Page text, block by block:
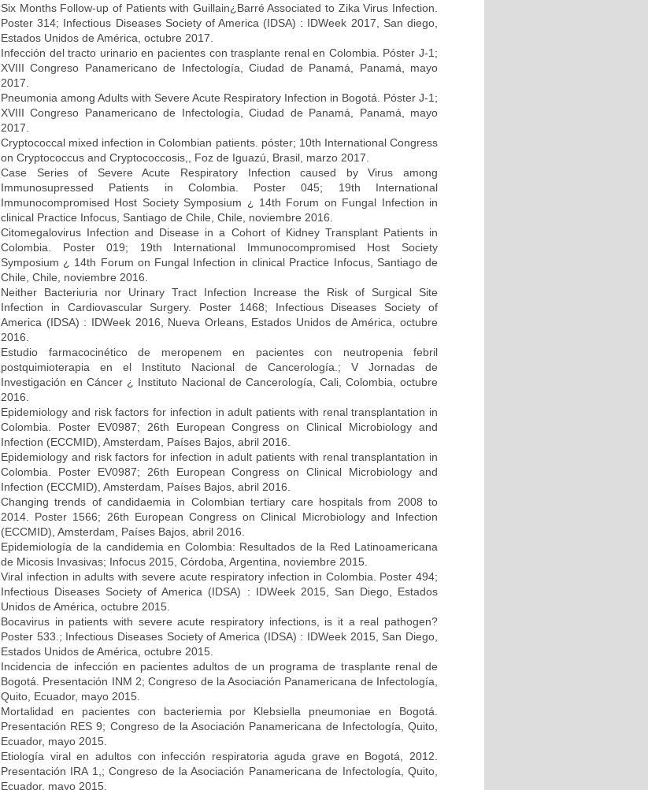
Six Months Follow-up of Patients with Guillain¿Barré Associated to Zika Virus Infection.
Poster 314; Infectious Diseases Society of America (IDSA) : IDWeek 2017, San diego,
Estados Unidos de América, octubre 2017.
Infección del tracto urinario en pacientes con trasplante renal en Colombia. Póster J-1;
XVIII Congreso Panamericano de Infectología, Ciudad de Panamá, Panamá, mayo
2017.
Pneumonia among Adults with Severe Acute Respiratory Infection in Bogotá. Póster J-1;
XVIII Congreso Panamericano de Infectología, Ciudad de Panamá, Panamá, mayo
2017.
Cryptococcal mixed infection in Colombian patients. póster; 10th International Congress
on Cryptococcus and Cryptococcosis,, Foz de Iguazú, Brasil, marzo 2017.
Case Series of Severe Acute Respiratory Infection caused by Virus among
Immunosupressed Patients in Colombia. Poster 045; 19th International
Immunocompromised Host Society Symposium ¿ 14th Forum on Fungal Infection in
clinical Practice Infocus, Santiago de Chile, Chile, noviembre 2016.
Citomegalovirus Infection and Disease in a Cohort of Kidney Transplant Patients in
Colombia. Poster 019; 19th International Immunocompromised Host Society
Symposium ¿ 14th Forum on Fungal Infection in clinical Practice Infocus, Santiago de
Chile, Chile, noviembre 2016.
Neither Bacteriuria nor Urinary Tract Infection Increase the Risk of Surgical Site
Infection in Cardiovascular Surgery. Poster 1468; Infectious Diseases Society of
America (IDSA) : IDWeek 2016, Nueva Orleans, Estados Unidos de América, octubre
2016.
Estudio farmacocinético de meropenem en pacientes con neutropenia febril
postquimioterapia en el Instituto Nacional de Cancerología.; V Jornadas de
Investigación en Cáncer ¿ Instituto Nacional de Cancerología, Cali, Colombia, octubre
2016.
Epidemiology and risk factors for infection in adult patients with renal transplantation in
Colombia. Poster EV0987; 26th European Congress on Clinical Microbiology and
Infection (ECCMID), Amsterdam, Países Bajos, abril 2016.
Epidemiology and risk factors for infection in adult patients with renal transplantation in
Colombia. Poster EV0987; 26th European Congress on Clinical Microbiology and
Infection (ECCMID), Amsterdam, Países Bajos, abril 2016.
Changing trends of candidaemia in Colombian tertiary care hospitals from 2008 to
2014. Poster 1566; 26th European Congress on Clinical Microbiology and Infection
(ECCMID), Amsterdam, Países Bajos, abril 2016.
Epidemiología de la candidemia en Colombia: Resultados de la Red Latinoamericana
de Micosis Invasivas; Infocus 2015, Córdoba, Argentina, noviembre 2015.
Viral infection in adults with severe acute respiratory infection in Colombia. Poster 494;
Infectious Diseases Society of America (IDSA) : IDWeek 2015, San Diego, Estados
Unidos de América, octubre 2015.
Bocavirus in patients with severe acute respiratory infections, is it a real pathogen?
Poster 533.; Infectious Diseases Society of America (IDSA) : IDWeek 2015, San Diego,
Estados Unidos de América, octubre 2015.
Incidencia de infección en pacientes adultos de un programa de trasplante renal de
Bogotá. Presentación INM 2; Congreso de la Asociación Panamericana de Infectología,
Quito, Ecuador, mayo 2015.
Mortalidad en pacientes con bacteriemia por Klebsiella pneumoniae en Bogotá.
Presentación RES 9; Congreso de la Asociación Panamericana de Infectología, Quito,
Ecuador, mayo 2015.
Etiología viral en adultos con infección respiratoria aguda grave en Bogotá, 2012.
Presentación IRA 1,; Congreso de la Asociación Panamericana de Infectología, Quito,
Ecuador, mayo 2015.